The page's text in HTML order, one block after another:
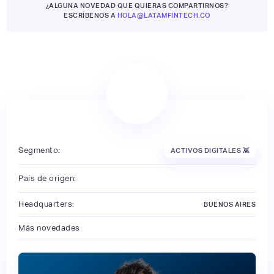
¿ALGUNA NOVEDAD QUE QUIERAS COMPARTIRNOS?
ESCRÍBENOS A HOLA@LATAMFINTECH.CO
Segmento: ACTIVOS DIGITALES 👾
País de origen:
Headquarters: BUENOS AIRES
Más novedades